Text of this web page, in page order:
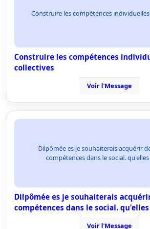
Construire les compétences
Construire les compétences
collectives
Voir l'Message
Dilpômée es je souhaiterais acquérir
compétences dans le social.
Dilpômée es je souhaiterais
compétences dans le social.
Voir l'Message